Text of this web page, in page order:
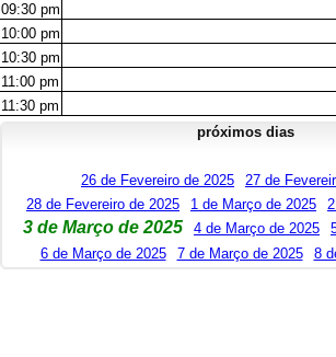
09:30 pm
10:00 pm
10:30 pm
11:00 pm
11:30 pm
próximos dias
26 de Fevereiro de 2025
27 de
28 de Fevereiro de 2025
1 de Março de 2025
3 de Março de 2025 4 de Março de 2025
6 de Março de 2025
7 de Março de 2025 8